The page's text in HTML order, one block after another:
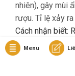
nhiên), gây mùi
rượu. Tỉ lệ xảy
Cách nhận biết:
hương trái cây
Nếu gặp lỗi
Menu